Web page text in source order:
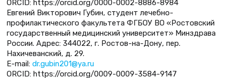
ORCID: https://orcid.org/0000-0002-8886-8984
Евгений Викторович Губин, студент лечебно-
профилактического факультета ФГБОУ ВО «Ростовский
государственный медицинский университет» Минздрава
России. Адрес: 344022, г. Ростов-на-Дону, пер.
Нахичеванский, д. 29.
E-mail: dr.gubin201@ya.ru
ORCID: https://orcid.org/0009-0009-3584-9147